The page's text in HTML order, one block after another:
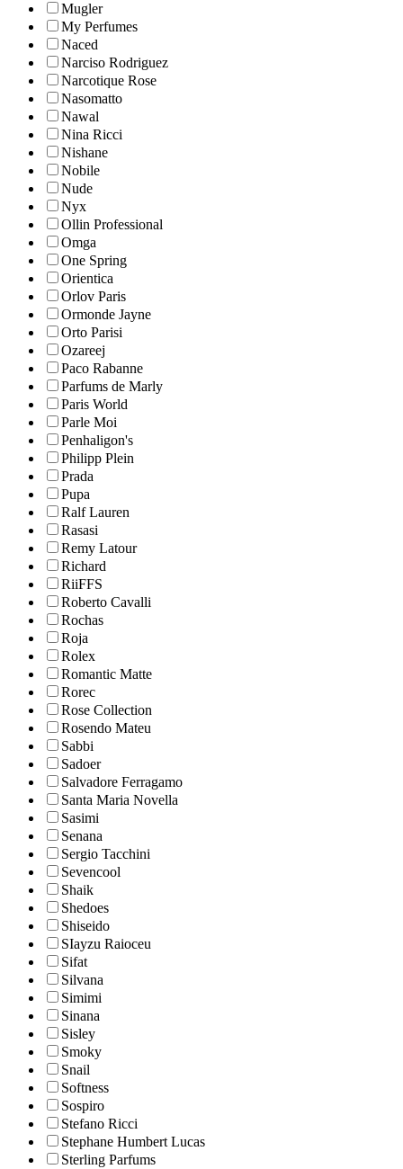
Mugler
My Perfumes
Naced
Narciso Rodriguez
Narcotique Rose
Nasomatto
Nawal
Nina Ricci
Nishane
Nobile
Nude
Nyx
Ollin Professional
Omga
One Spring
Orientica
Orlov Paris
Ormonde Jayne
Orto Parisi
Ozareej
Paco Rabanne
Parfums de Marly
Paris World
Parle Moi
Penhaligon's
Philipp Plein
Prada
Pupa
Ralf Lauren
Rasasi
Remy Latour
Richard
RiiFFS
Roberto Cavalli
Rochas
Roja
Rolex
Romantic Matte
Rorec
Rose Collection
Rosendo Mateu
Sabbi
Sadoer
Salvadore Ferragamo
Santa Maria Novella
Sasimi
Senana
Sergio Tacchini
Sevencool
Shaik
Shedoes
Shiseido
SIayzu Raioceu
Sifat
Silvana
Simimi
Sinana
Sisley
Smoky
Snail
Softness
Sospiro
Stefano Ricci
Stephane Humbert Lucas
Sterling Parfums